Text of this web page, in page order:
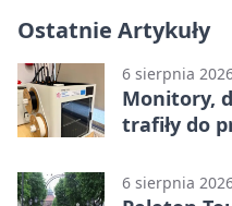
Ostatnie Artykuły
6 sierpnia
Monitory,
trafiły do
6 sierpnia